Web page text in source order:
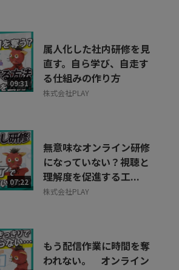
09:31
属人化した社内研修を見
直す。自ら学び、自走す
る仕組みの作り方
株式会社PLAY
07:22
無意味なオンライン研修
になっていない？視聴と
理解度を促進する工...
株式会社PLAY
もう配信作業に時間を奪
われない。 オンライン